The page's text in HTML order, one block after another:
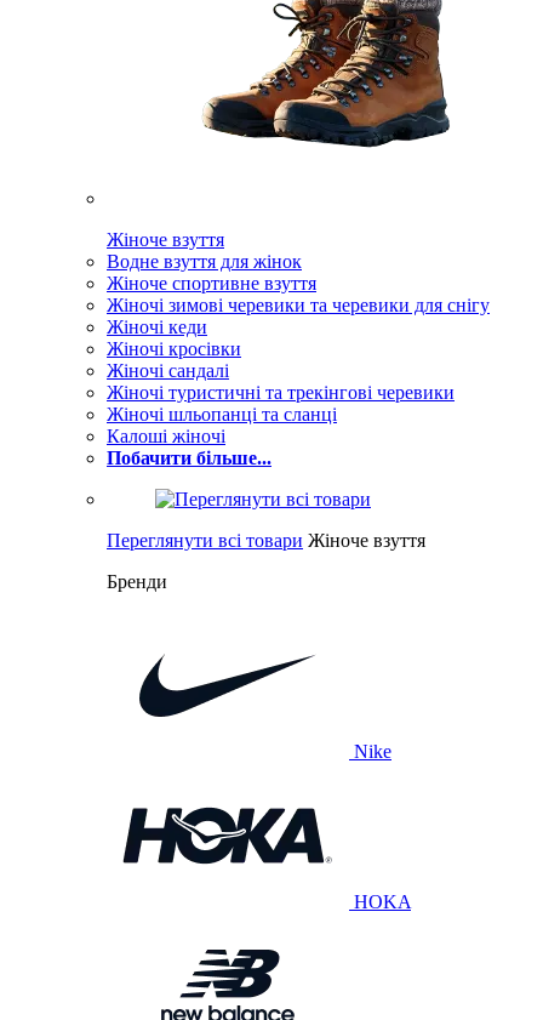
Жіноче взуття
Водне взуття для жінок
Жіноче спортивне взуття
Жіночі зимові черевики та черевики для снігу
Жіночі кеди
Жіночі кросівки
Жіночі сандалі
Жіночі туристичні та трекінгові черевики
Жіночі шльопанці та сланці
Калоші жіночі
Побачити більше...
Переглянути всі товари Жіноче взуття
Бренди
Nike
HOKA